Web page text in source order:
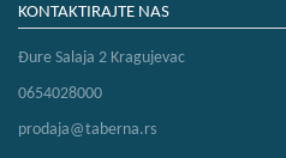
KONTAKTIRAJTE NAS
Đure Salaja 2 Kragujevac
0654028000
prodaja@taberna.rs